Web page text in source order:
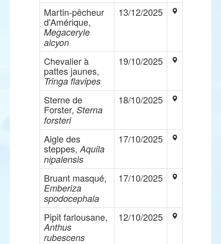
Martin-pêcheur
d'Amérique,
Megaceryle
alcyon
13/12/2025
Chevalier à
pattes jaunes,
Tringa flavipes
19/10/2025
Sterne de
Forster, Sterna
forsteri
18/10/2025
Aigle des
steppes, Aquila
nipalensis
17/10/2025
Bruant masqué,
Emberiza
spodocephala
17/10/2025
Pipit farlousane,
Anthus
rubescens
12/10/2025